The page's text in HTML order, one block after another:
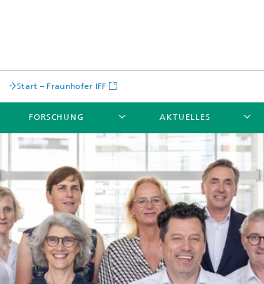
Start – Fraunhofer IFF
FORSCHUNG AKTUELLES